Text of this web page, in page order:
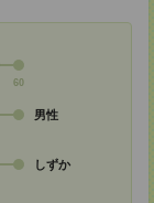
60
男性
しずか